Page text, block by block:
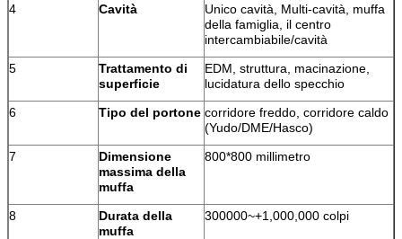
4
Cavità
Unico cavità, Multi-cavità, muffa
della famiglia, il centro
intercambiabile/cavità
5
Trattamento di
superficie
EDM, struttura, macinazione,
lucidatura dello specchio
6
Tipo del portone corridore freddo, corridore caldo
(Yudo/DME/Hasco)
7
Dimensione
massima della
muffa
800*800 millimetro
8
Durata della
muffa
300000~+1,000,000 colpi